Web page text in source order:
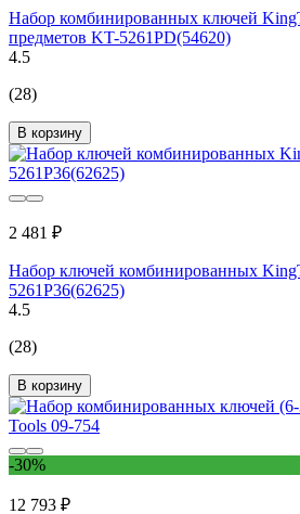
Набор комбинированных ключей
предметов KT-5261PD(54620)
4.5
(28)
В корзину
2 481 ₽
Набор ключей комбинированных
5261P36(62625)
4.5
(28)
В корзину
-30%
12 793 ₽